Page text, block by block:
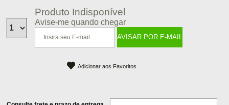
Produto Indisponível
Avise-me quando chegar
Adicionar aos Favoritos